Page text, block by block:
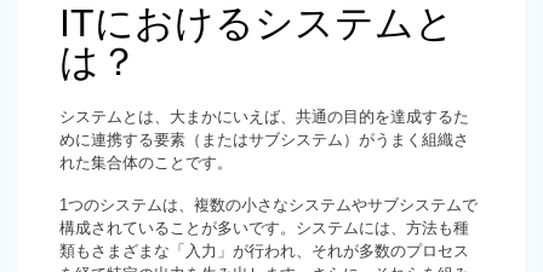
ITにおけるシステムと
は？
システムとは、大まかにいえば、共通の目的を達成するた
めに連携する要素（またはサブシステム）がうまく組織さ
れた集合体のことです。
1つのシステムは、複数の小さなシステムやサブシステムで
構成されていることが多いです。システムには、方法も種
類もさまざまな「入力」が行われ、それが多数のプロセス